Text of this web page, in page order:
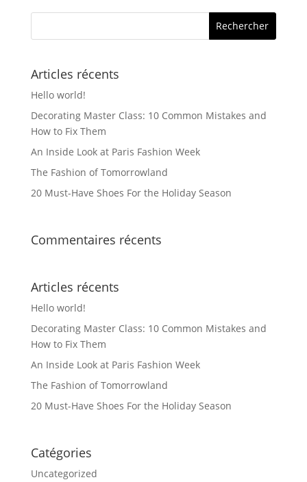
Articles récents
Hello world!
Decorating Master Class: 10 Common Mistakes and
How to Fix Them
An Inside Look at Paris Fashion Week
The Fashion of Tomorrowland
20 Must-Have Shoes For the Holiday Season
Commentaires récents
Articles récents
Hello world!
Decorating Master Class: 10 Common Mistakes and
How to Fix Them
An Inside Look at Paris Fashion Week
The Fashion of Tomorrowland
20 Must-Have Shoes For the Holiday Season
Catégories
Uncategorized